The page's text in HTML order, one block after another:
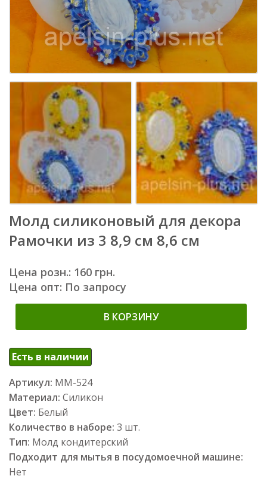
Молд силиконовый для декора
Рамочки из 3 8,9 см 8,6 см
Цена розн.: 160 грн.
Цена опт: По запросу
В КОРЗИНУ
Есть в наличии
Артикул: ММ-524
Материал: Силикон
Цвет: Белый
Количество в наборе: 3 шт.
Тип: Молд кондитерский
Подходит для мытья в посудомоечной машине:
Нет